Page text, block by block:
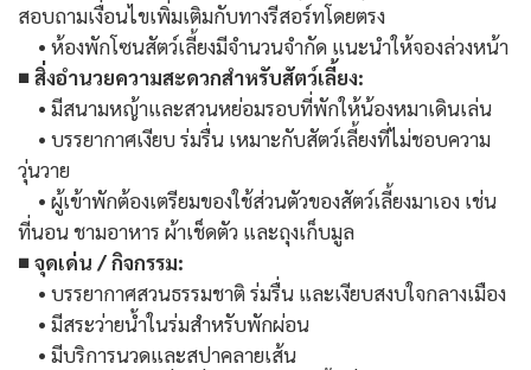
สอบถามเงื่อนไขเพิ่มเติมกับทางรีสอร์ทโดยตรง
• ห้องพักโซนสัตว์เลี้ยงมีจำนวนจำกัด แนะนำให้จองล่วงหน้า
■ สิ่งอำนวยความสะดวกสำหรับสัตว์เลี้ยง:
• มีสนามหญ้าและสวนหย่อมรอบที่พักให้น้องหมาเดินเล่น
• บรรยากาศเงียบ ร่มรื่น เหมาะกับสัตว์เลี้ยงที่ไม่ชอบความ
วุ่นวาย
• ผู้เข้าพักต้องเตรียมของใช้ส่วนตัวของสัตว์เลี้ยงมาเอง เช่น
ที่นอน ชามอาหาร ผ้าเช็ดตัว และถุงเก็บมูล
■ จุดเด่น / กิจกรรม:
• บรรยากาศสวนธรรมชาติ ร่มรื่น และเงียบสงบใจกลางเมือง
• มีสระว่ายน้ำในร่มสำหรับพักผ่อน
• มีบริการนวดและสปาคลายเส้น